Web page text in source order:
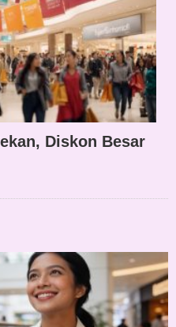
Diskon Besar